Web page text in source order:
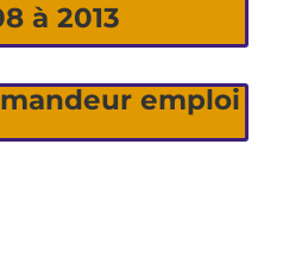
à 2013
emploi